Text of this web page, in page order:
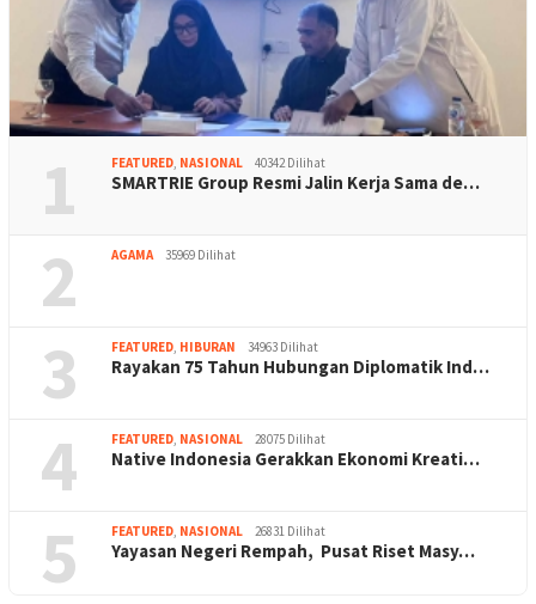
1 FEATURED, NASIONAL 40342 Dilihat
SMARTRIE Group Resmi Jalin Kerja Sama de…
2 AGAMA 35969 Dilihat
3 FEATURED, HIBURAN 34963 Dilihat
Rayakan 75 Tahun Hubungan Diplomatik Ind…
4 FEATURED, NASIONAL 28075 Dilihat
Native Indonesia Gerakkan Ekonomi Kreati…
5 FEATURED, NASIONAL 26831 Dilihat
Yayasan Negeri Rempah, Pusat Riset Masy…